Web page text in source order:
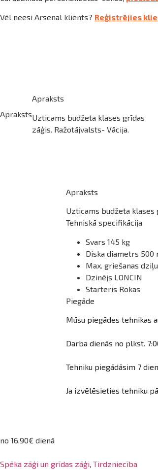
Vēl neesi Arsenal klients? Reģistrējies
Apraksts
Apraksts
Uzticams budžeta klases grīdas
zāģis. Ražotājvalsts- Vācija.
Apraksts
Uzticams budžeta klases
Tehniskā specifikācija
Svars 145 kg
Diska diametrs 500
Max. griešanas
Dzinējs LONCIN
Starteris Rokas
Piegāde
Mūsu piegādes tehnikas
Darba dienās no plkst.
Tehniku piegādāsim 7
Ja izvēlēsieties tehniku
no 16.90€ dienā
Spēka zāģi un grīdas zāģi Tirdzniecība